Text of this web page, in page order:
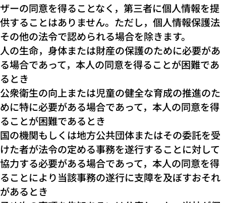
ザーの同意を得ることなく，第三者に個人情報を提
供することはありません。ただし，個人情報保護法
その他の法令で認められる場合を除きます。
人の生命，身体または財産の保護のために必要があ
る場合であって，本人の同意を得ることが困難であ
るとき
公衆衛生の向上または児童の健全な育成の推進のた
めに特に必要がある場合であって，本人の同意を得
ることが困難であるとき
国の機関もしくは地方公共団体またはその委託を受
けた者が法令の定める事務を遂行することに対して
協力する必要がある場合であって，本人の同意を得
ることにより当該事務の遂行に支障を及ぼすおそれ
があるとき